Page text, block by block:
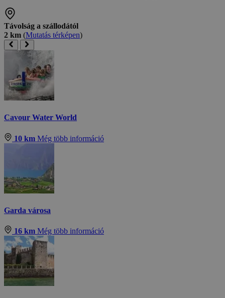
Távolság a szállodától
2 km (Mutatás térképen)
Cavour Water World
10 km Még több információ
Garda városa
16 km Még több információ